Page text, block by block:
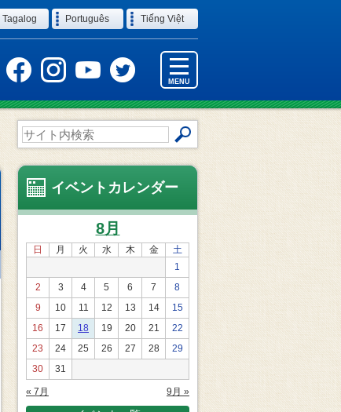
Tagalog Português
Tiếng Việt
MENU
サ
イ
ト
内
検
索
イベントカレンダー
8月
日 月 火 水 木 金
土
1
2
3 4 5 6 7
8
9
10 11 12 13 14
15
16
17 18 19 20 21
22
23
24 25 26 27 28
29
30
31
« 7月 9月 »